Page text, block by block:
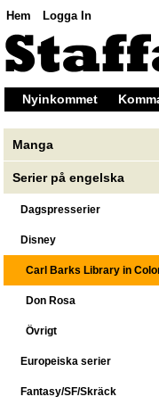
Hem Logga In
Nyinkommet
Manga
Serier på engelska
Dagspresserier
Disney
Carl Barks Library in
Don Rosa
Övrigt
Europeiska serier
Fantasy/SF/Skräck